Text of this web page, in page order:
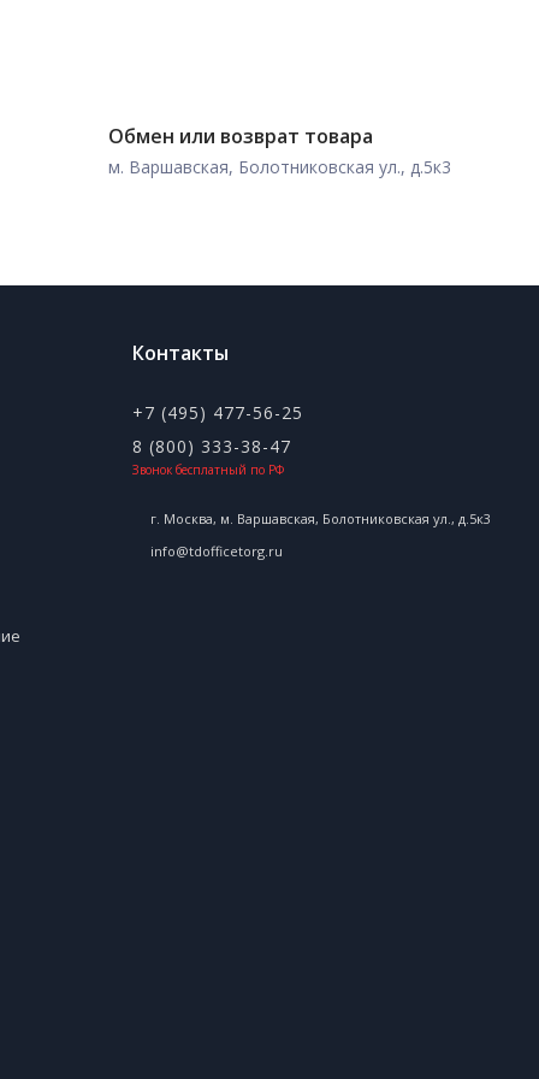
Обмен или возврат товара
м. Варшавская, Болотниковская ул., д.5к3
Контакты
+7 (495) 477-56-25
8 (800) 333-38-47
Звонок бесплатный по РФ
г. Москва, м. Варшавская, Болотниковская ул., д.5к3
info@tdofficetorg.ru